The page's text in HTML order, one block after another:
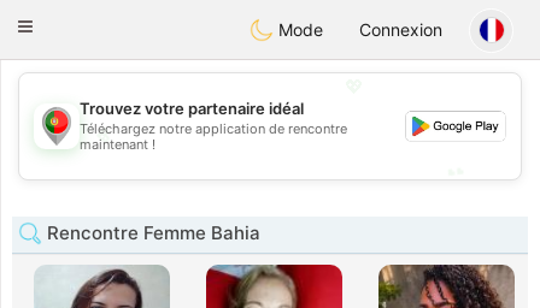
namoro Portugues
Toggle
Mode Connexion
💖
💕
Trouvez votre partenaire idéal
Téléchargez notre application de rencontre
maintenant !
Rencontre Femme Bahia